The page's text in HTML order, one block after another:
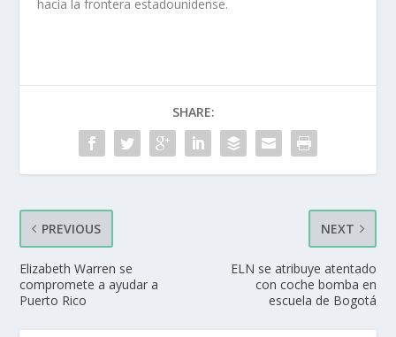
hacia la frontera estadounidense.
SHARE:
PREVIOUS
Elizabeth Warren se
compromete a ayudar a
Puerto Rico
NEXT
ELN se atribuye atentado
con coche bomba en
escuela de Bogotá